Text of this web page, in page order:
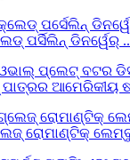
ପର୍ସିଲିନ୍ ଡିନର୍ୱେର୍
ଆମେରିକୀୟ
ରୋମାଣ୍ଟିକ୍ ଲେମ୍ବୁ